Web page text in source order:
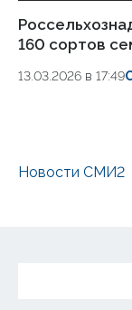
160 сортов
13.03.2026 в 17:49
Новости СМИ2